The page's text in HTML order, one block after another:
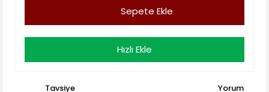
Sepete Ekle
Hızlı Ekle
Tavsiye Yorum